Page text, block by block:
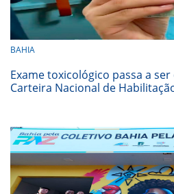
BAHIA
Exame toxicológico passa a
Carteira Nacional de